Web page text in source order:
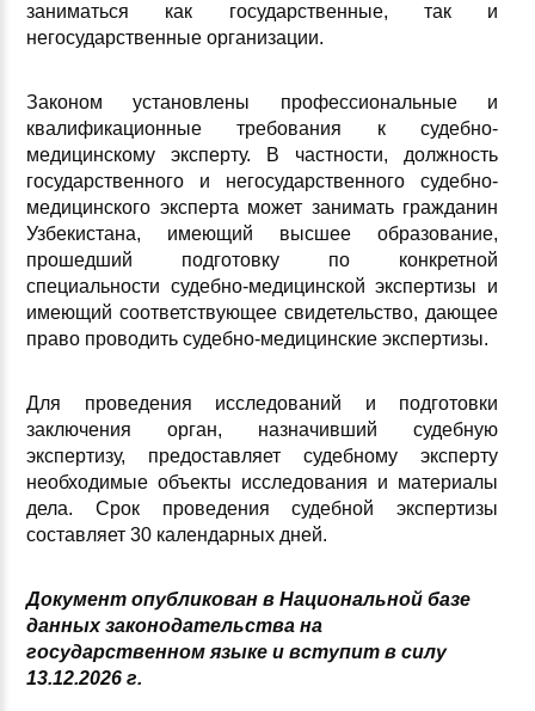
заниматься как государственные, так и
негосударственные организации.
Законом установлены профессиональные и
квалификационные требования к судебно-
медицинскому эксперту. В частности, должность
государственного и негосударственного судебно-
медицинского эксперта может занимать гражданин
Узбекистана, имеющий высшее образование,
прошедший подготовку по конкретной
специальности судебно-медицинской экспертизы и
имеющий соответствующее свидетельство, дающее
право проводить судебно-медицинские экспертизы.
Для проведения исследований и подготовки
заключения орган, назначивший судебную
экспертизу, предоставляет судебному эксперту
необходимые объекты исследования и материалы
дела. Срок проведения судебной экспертизы
составляет 30 календарных дней.
Документ опубликован в Национальной базе
данных законодательства на
государственном языке и вступит в силу
13.12.2026 г.